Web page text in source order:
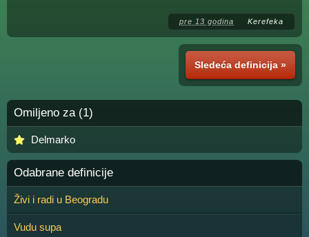
pre 13 godina Kerefeka
Sledeća definicija »
Omiljeno za (1)
Delmarko
Odabrane definicije
Živi i radi u Beogradu
Vudu supa